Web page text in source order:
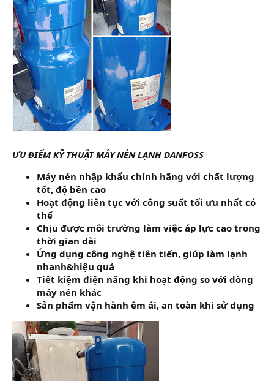
ƯU ĐIỂM KỸ THUẬT MÁY NÉN LẠNH DANFOSS
Máy nén nhập khẩu chính hãng với chất lượng
tốt, độ bền cao
Hoạt động liên tục với công suất tối ưu nhất có
thể
Chịu được môi trường làm việc áp lực cao trong
thời gian dài
Ứng dụng công nghệ tiên tiến, giúp làm lạnh
nhanh&hiệu quả
Tiết kiệm điện năng khi hoạt động so với dòng
máy nén khác
Sản phẩm vận hành êm ái, an toàn khi sử dụng